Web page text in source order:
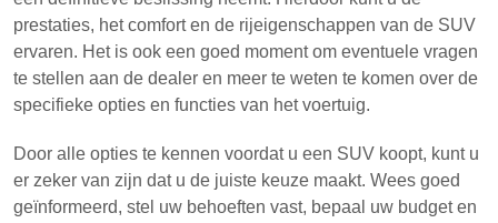
prestaties, het comfort en de rijeigenschappen van de SUV
ervaren. Het is ook een goed moment om eventuele vragen
te stellen aan de dealer en meer te weten te komen over de
specifieke opties en functies van het voertuig.
Door alle opties te kennen voordat u een SUV koopt, kunt u
er zeker van zijn dat u de juiste keuze maakt. Wees goed
geïnformeerd, stel uw behoeften vast, bepaal uw budget en